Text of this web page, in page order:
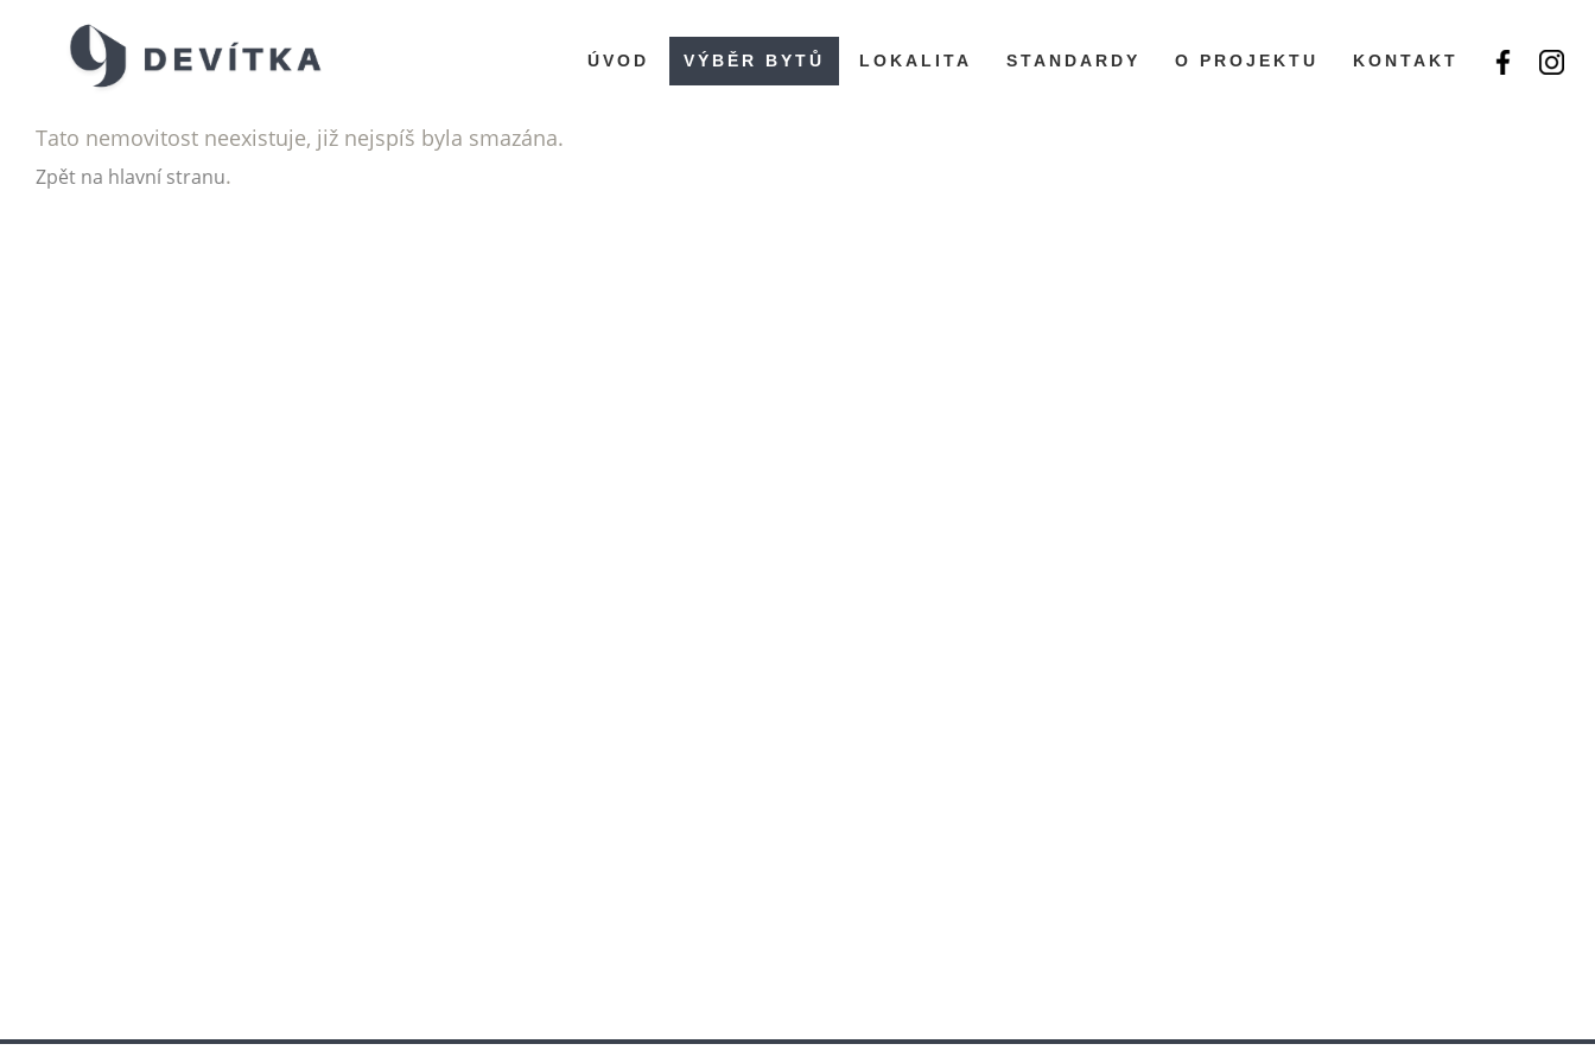
ÚVOD VÝBĚR BYTŮ LOKALITA STANDARDY O PROJEKTU KONTAKT
Tato nemovitost neexistuje, již nejspíš byla smazána.
Zpět na hlavní stranu.